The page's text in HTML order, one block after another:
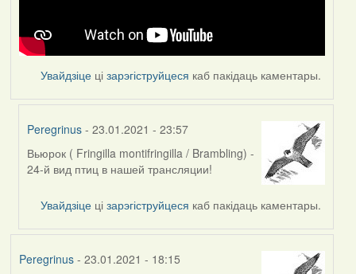
Увайдзіце цізарэгіструйцеся каб пакідаць каментары.
Peregrinus - 23.01.2021 - 23:57
In
reply
Feather
Вьюрок ( Fringilla montifringilla / Brambling) -
24-й вид птиц в нашей трансляции!
Увайдзіце цізарэгіструйцеся каб пакідаць каментары.
Peregrinus- 23.01.2021 - 18:15